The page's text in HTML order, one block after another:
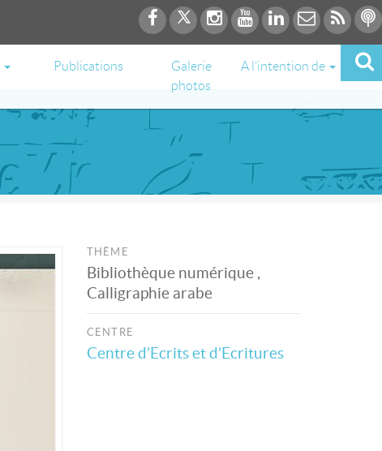
Publications
Galerie
photos
A l’intention de
THÈME
Bibliothèque numérique ,
Calligraphie arabe
CENTRE
Centre d’Ecrits et d’Ecritures